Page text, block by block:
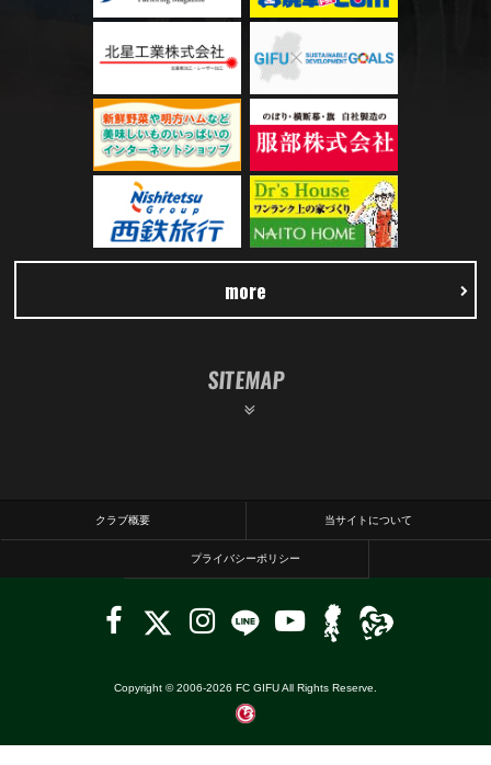
more
SITEMAP
クラブ概要 当サイトについて
プライバシーポリシー
Copyright © 2006-2026 FC GIFU All Rights Reserve.